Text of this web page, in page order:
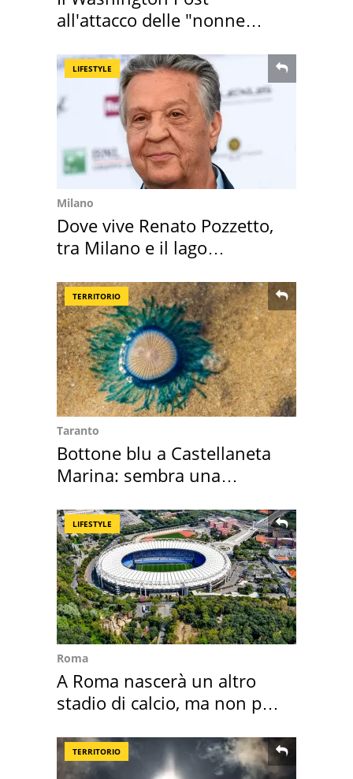
all'attacco delle "nonne
LIFESTYLE
Milano
Dove vive Renato Pozzetto,
tra Milano e il lago
TERRITORIO
Taranto
Bottone blu a Castellaneta
Marina: sembra una
LIFESTYLE
Roma
A Roma nascerà un altro
stadio di calcio, ma non per
TERRITORIO